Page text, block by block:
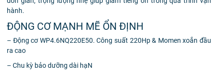
hành.
ĐỘNG CƠ MẠNH MẼ ỔN ĐỊNH
– Động cơ WP4.6NQ220E50. Công suất 220Hp & Momen xoắn đầu
ra cao
– Chu kỳ bảo dưỡng dài hạN